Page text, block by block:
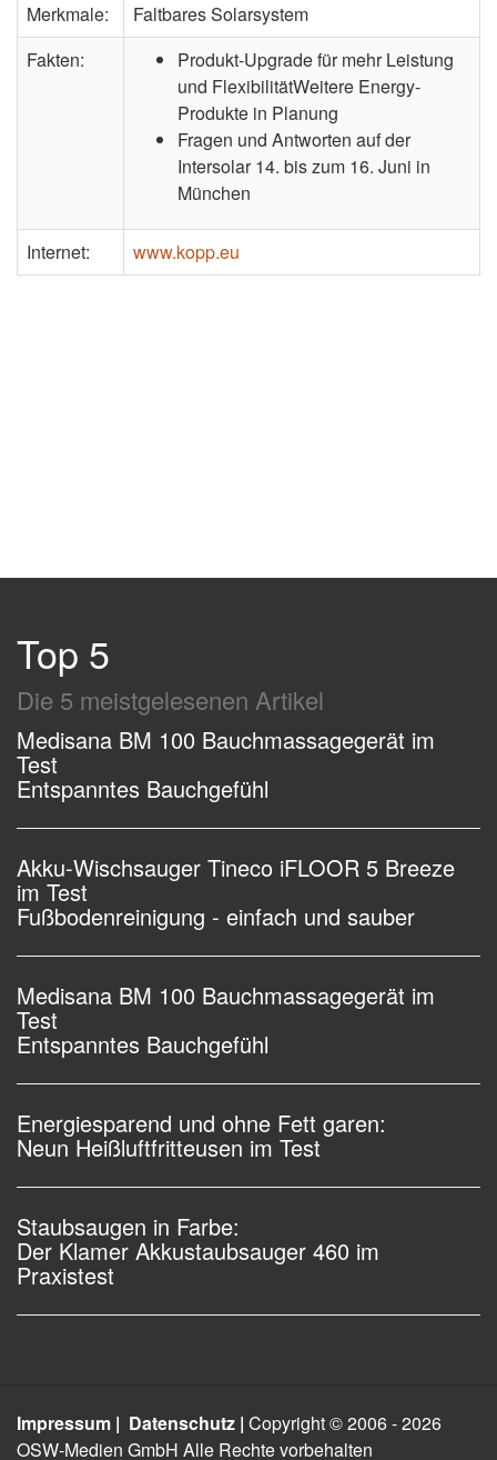
Merkmale:
Faltbares Solarsystem
Fakten:
Produkt-Upgrade für mehr Leistung
und FlexibilitätWeitere Energy-
Produkte in Planung
Fragen und Antworten auf der
Intersolar 14. bis zum 16. Juni in
München
Internet: www.kopp.eu
Top 5
Die 5 meistgelesenen Artikel
Medisana BM 100 Bauchmassagegerät im
Test
Entspanntes Bauchgefühl
Akku-Wischsauger Tineco iFLOOR 5 Breeze
im Test
Fußbodenreinigung - einfach und sauber
Medisana BM 100 Bauchmassagegerät im
Test
Entspanntes Bauchgefühl
Energiesparend und ohne Fett garen:
Neun Heißluftfritteusen im Test
Staubsaugen in Farbe:
Der Klamer Akkustaubsauger 460 im
Praxistest
Impressum | Datenschutz | Copyright © 2006 - 2026
OSW-Medien GmbH Alle Rechte vorbehalten